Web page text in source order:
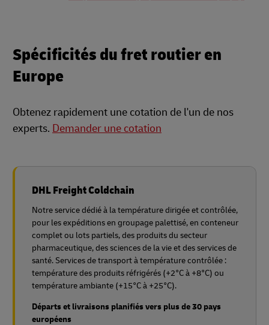
Spécificités du fret routier en
Europe
Obtenez rapidement une cotation de l'un de nos
experts. Demander une cotation
DHL Freight Coldchain
Notre service dédié à la température dirigée et contrôlée,
pour les expéditions en groupage palettisé, en conteneur
complet ou lots partiels, des produits du secteur
pharmaceutique, des sciences de la vie et des services de
santé. Services de transport à température contrôlée :
température des produits réfrigérés (+2°C à +8°C) ou
température ambiante (+15°C à +25°C).
Départs et livraisons planifiés vers plus de 30 pays
européens